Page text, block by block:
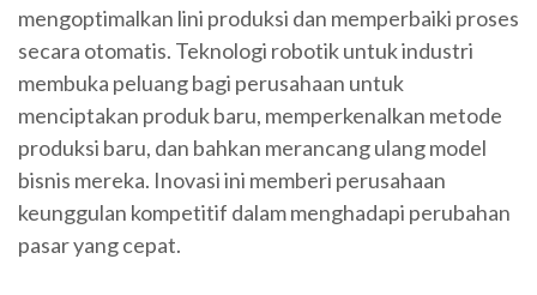
mengoptimalkan lini produksi dan memperbaiki proses
secara otomatis. Teknologi robotik untuk industri
membuka peluang bagi perusahaan untuk
menciptakan produk baru, memperkenalkan metode
produksi baru, dan bahkan merancang ulang model
bisnis mereka. Inovasi ini memberi perusahaan
keunggulan kompetitif dalam menghadapi perubahan
pasar yang cepat.